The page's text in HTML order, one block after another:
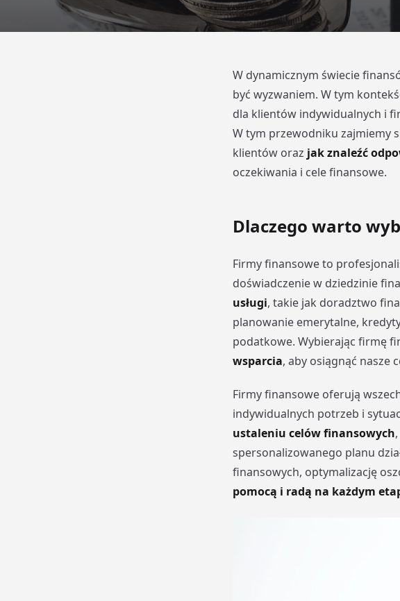
W dynamicznym świecie
być wyzwaniem. W tym
dla klientów indywidualnych i
W tym przewodniku zajmiemy
klientów oraz jak znaleźć
oczekiwania i cele finansowe.
Dlaczego warto
Firmy finansowe to
doświadczenie w dziedzinie
usługi, takie jak doradztwo
planowanie emerytalne,
podatkowe. Wybierając firmę
wsparcia, aby osiągnąć nasze
Firmy finansowe oferują
indywidualnych potrzeb i
ustaleniu celów finansowych
spersonalizowanego planu
finansowych, optymalizację
pomocą i radą na każdym